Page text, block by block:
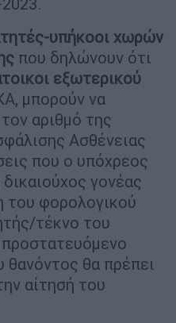
υπήκοοι χωρών
που δηλώνουν ότι
εξωτερικού
μπορούν να
αριθμό της
Ασθένειας
που ο υπόχρεος
δικαιούχος γονέας
του φορολογικού
τέκνο του
θα πρέπει
αίτησή του